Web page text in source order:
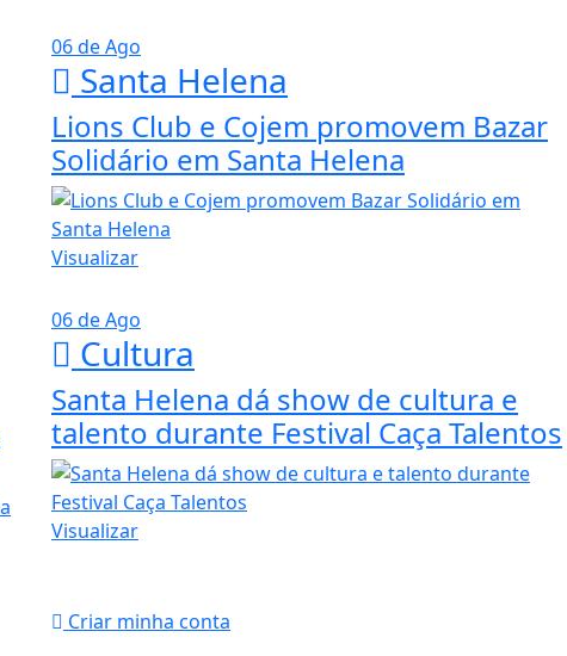
06 de Ago
Santa Helena
Lions Club e Cojem promovem Bazar
Solidário em Santa Helena
Visualizar
06 de Ago
Cultura
Santa Helena dá show de cultura e
talento durante Festival Caça Talentos
Visualizar
Criar minha conta